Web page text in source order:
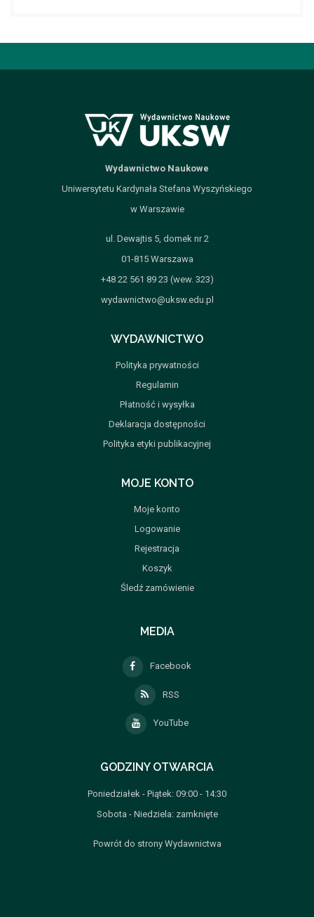
Wydawnictwo Naukowe
Uniwersytetu Kardynała Stefana Wyszyńskiego
w Warszawie
ul. Dewajtis 5, domek nr 2
01-815 Warszawa
+48 22 561 89 23 (wew. 323)
wydawnictwo@uksw.edu.pl
WYDAWNICTWO
Polityka prywatności
Regulamin
Płatność i wysyłka
Deklaracja dostępności
Polityka etyki publikacyjnej
MOJE KONTO
Moje konto
Logowanie
Rejestracja
Koszyk
Śledź zamówienie
MEDIA
Facebook
RSS
YouTube
GODZINY OTWARCIA
Poniedziałek - Piątek: 09:00 - 14:30
Sobota - Niedziela: zamknięte
Powrót do strony Wydawnictwa